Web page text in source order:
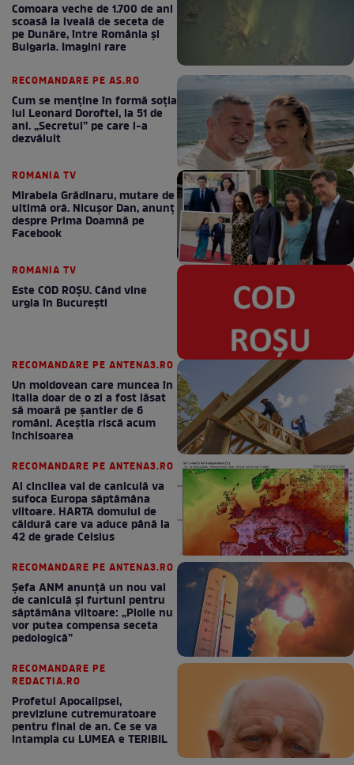
Comoara veche de 1.700 de ani
scoasă la iveală de seceta de
pe Dunăre, între România şi
Bulgaria. Imagini rare
RECOMANDARE PE AS.RO
Cum se menţine în formă soţia
lui Leonard Doroftei, la 51 de
ani. „Secretul” pe care l-a
dezvăluit
ROMANIA TV
Mirabela Grădinaru, mutare de
ultimă oră. Nicuşor Dan, anunţ
despre Prima Doamnă pe
Facebook
ROMANIA TV
Este COD ROŞU. Când vine
urgia în Bucureşti
RECOMANDARE PE ANTENA3.RO
Un moldovean care muncea în
Italia doar de o zi a fost lăsat
să moară pe şantier de 6
români. Aceștia riscă acum
închisoarea
RECOMANDARE PE ANTENA3.RO
Al cincilea val de caniculă va
sufoca Europa săptămâna
viitoare. HARTA domului de
căldură care va aduce până la
42 de grade Celsius
RECOMANDARE PE ANTENA3.RO
Șefa ANM anunță un nou val
de caniculă și furtuni pentru
săptămâna viitoare: „Ploile nu
vor putea compensa seceta
pedologică”
RECOMANDARE PE
REDACTIA.RO
Profetul Apocalipsei,
previziune cutremuratoare
pentru final de an. Ce se va
intampla cu LUMEA e TERIBIL